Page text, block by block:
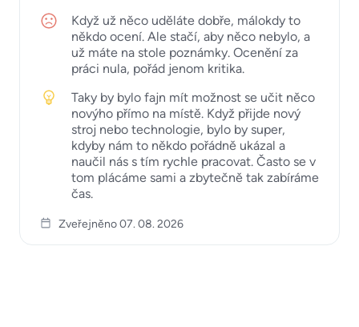
Když už něco uděláte dobře, málokdy to
někdo ocení. Ale stačí, aby něco nebylo, a
už máte na stole poznámky. Ocenění za
práci nula, pořád jenom kritika.
Taky by bylo fajn mít možnost se učit něco
novýho přímo na místě. Když přijde nový
stroj nebo technologie, bylo by super,
kdyby nám to někdo pořádně ukázal a
naučil nás s tím rychle pracovat. Často se v
tom plácáme sami a zbytečně tak zabíráme
čas.
Zveřejněno 07. 08. 2026